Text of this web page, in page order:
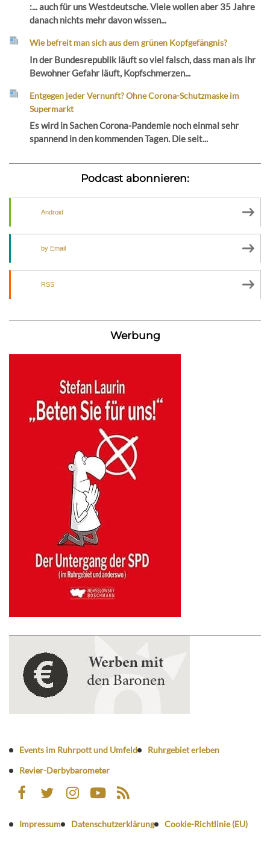
:... auch für uns Westdeutsche. Viele wollen aber 35 Jahre
danach nichts mehr davon wissen...
Wie befreit man sich aus dem grünen Kopfgefängnis?
In der Bundesrepublik läuft so viel falsch, dass man als ihr
Bewohner Gefahr läuft, Kopfschmerzen...
Entgegen jeder Vernunft? Ohne Corona-Schutzmaske im
Supermarkt
Es wird in Sachen Corona-Pandemie noch einmal sehr
spannend in den kommenden Tagen. Die seit...
Podcast abonnieren:
Android
by Email
RSS
Werbung
Events im Ruhrpott und Umfeld
Ruhrgebiet erleben
Revier-Derbybarometer
Impressum Datenschutzerklärung
Cookie-Richtlinie (EU)